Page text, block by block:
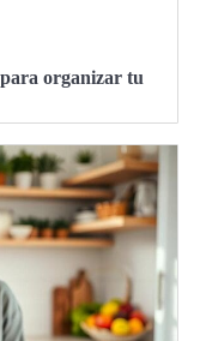
organizar tu